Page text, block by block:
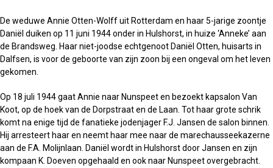
De weduwe Annie Otten-Wolff uit Rotterdam en haar 5-jarige zoontje
Daniël duiken op 11 juni 1944 onder in Hulshorst, in huize ‘Anneke’ aan
de Brandsweg. Haar niet-joodse echtgenoot Daniël Otten, huisarts in
Dalfsen, is voor de geboorte van zijn zoon bij een ongeval om het leven
gekomen.
Op 18 juli 1944 gaat Annie naar Nunspeet en bezoekt kapsalon Van
Koot, op de hoek van de Dorpstraat en de Laan. Tot haar grote schrik
komt na enige tijd de fanatieke jodenjager F.J. Jansen de salon binnen.
Hij arresteert haar en neemt haar mee naar de marechausseekazerne
aan de F.A. Molijnlaan. Daniël wordt in Hulshorst door Jansen en zijn
kompaan K. Doeven opgehaald en ook naar Nunspeet overgebracht.